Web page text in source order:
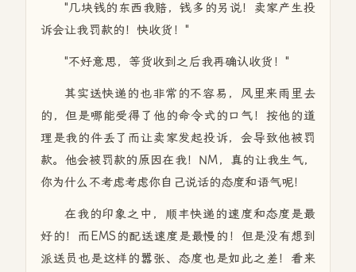
"几块钱的东西我赔，钱多的另说！卖家产生投
诉会让我罚款的！快收货！"
"不好意思，等货收到之后我再确认收货！"
其实送快递的也非常的不容易，风里来雨里去
的，但是哪能受得了他的命令式的口气！按他的道
理是我的件丢了而让卖家发起投诉，会导致他被罚
款。他会被罚款的原因在我！NM，真的让我生气，
你为什么不考虑考虑你自己说话的态度和语气呢！
在我的印象之中，顺丰快递的速度和态度是最
好的！而EMS的配送速度是最慢的！但是没有想到
派送员也是这样的嚣张、态度也是如此之差！看来